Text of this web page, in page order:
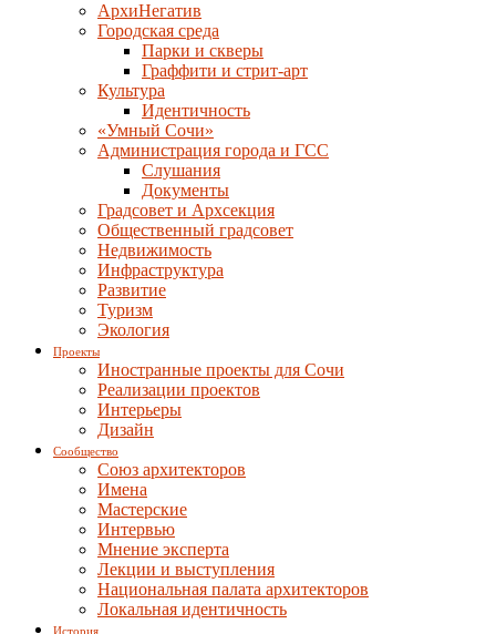
АрхиНегатив
Городская среда
Парки и скверы
Граффити и стрит-арт
Культура
Идентичность
«Умный Сочи»
Администрация города и ГСС
Слушания
Документы
Градсовет и Архсекция
Общественный градсовет
Недвижимость
Инфраструктура
Развитие
Туризм
Экология
Проекты
Иностранные проекты для Сочи
Реализации проектов
Интерьеры
Дизайн
Сообщество
Союз архитекторов
Имена
Мастерские
Интервью
Мнение эксперта
Лекции и выступления
Национальная палата архитекторов
Локальная идентичность
История